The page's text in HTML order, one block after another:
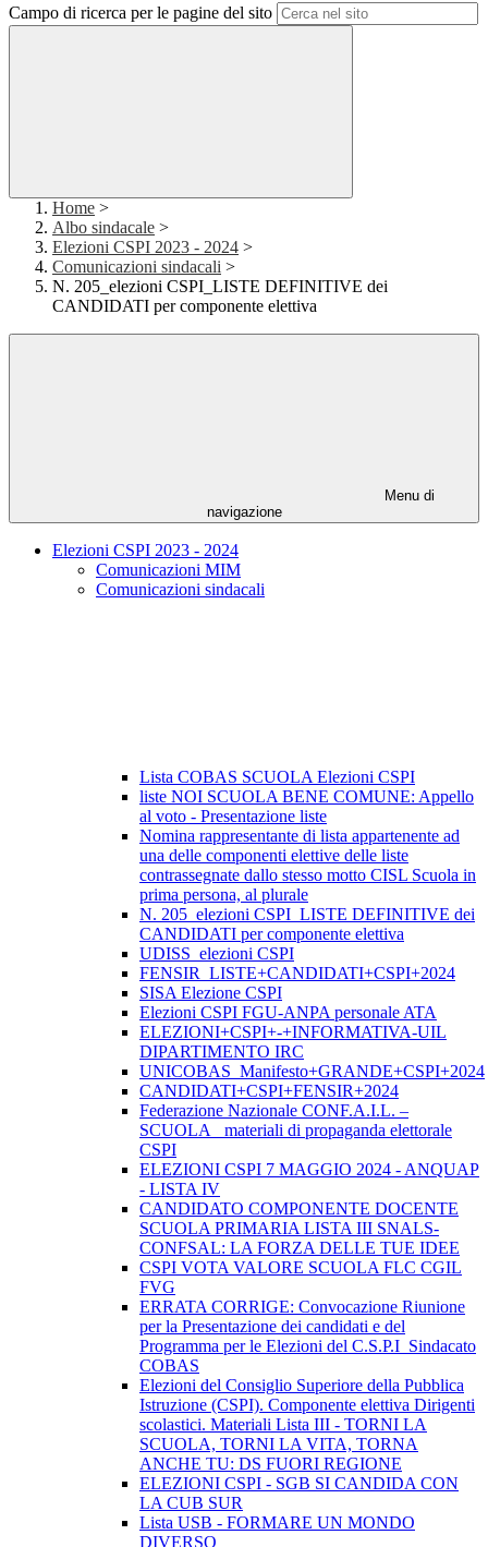
Campo di ricerca per le pagine del sito
Home >
Albo sindacale >
Elezioni CSPI 2023 - 2024 >
Comunicazioni sindacali >
N. 205_elezioni CSPI_LISTE DEFINITIVE dei
CANDIDATI per componente elettiva
Menu di
navigazione
Elezioni CSPI 2023 - 2024
Comunicazioni MIM
Comunicazioni sindacali
Lista COBAS SCUOLA Elezioni CSPI
liste NOI SCUOLA BENE COMUNE: Appello
al voto - Presentazione liste
Nomina rappresentante di lista appartenente ad
una delle componenti elettive delle liste
contrassegnate dallo stesso motto CISL Scuola in
prima persona, al plurale
N. 205_elezioni CSPI_LISTE DEFINITIVE dei
CANDIDATI per componente elettiva
UDISS_elezioni CSPI
FENSIR_LISTE+CANDIDATI+CSPI+2024
SISA Elezione CSPI
Elezioni CSPI FGU-ANPA personale ATA
ELEZIONI+CSPI+-+INFORMATIVA-UIL
DIPARTIMENTO IRC
UNICOBAS_Manifesto+GRANDE+CSPI+2024
CANDIDATI+CSPI+FENSIR+2024
Federazione Nazionale CONF.A.I.L. –
SCUOLA_ materiali di propaganda elettorale
CSPI
ELEZIONI CSPI 7 MAGGIO 2024 - ANQUAP
- LISTA IV
CANDIDATO COMPONENTE DOCENTE
SCUOLA PRIMARIA LISTA III SNALS-
CONFSAL: LA FORZA DELLE TUE IDEE
CSPI VOTA VALORE SCUOLA FLC CGIL
FVG
ERRATA CORRIGE: Convocazione Riunione
per la Presentazione dei candidati e del
Programma per le Elezioni del C.S.P.I_Sindacato
COBAS
Elezioni del Consiglio Superiore della Pubblica
Istruzione (CSPI). Componente elettiva Dirigenti
scolastici. Materiali Lista III - TORNI LA
SCUOLA, TORNI LA VITA, TORNA
ANCHE TU: DS FUORI REGIONE
ELEZIONI CSPI - SGB SI CANDIDA CON
LA CUB SUR
Lista USB - FORMARE UN MONDO
DIVERSO